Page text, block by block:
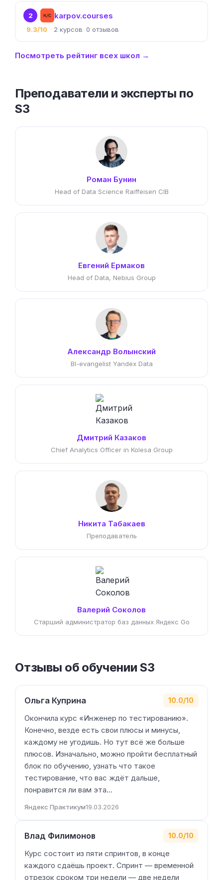
2 karpov.courses
9.3/10 2 0
Посмотреть рейтинг всех школ →
Преподаватели и эксперты по
S3
Роман Бунин
Head of Data Science Raiffeisen CIB
Евгений Ермаков
Head of Data, Nebius Group
Александр Волынский
BI-evangelist Yandex Data
Дмитрий Казаков
Chief Analytics Officer in Kolesa Group
Никита Табакаев
Преподаватель
Валерий Соколов
Старший администратор баз данных Яндекс Go
Отзывы об обучении S3
Ольга Куприна 10.0/10
Окончила курс «Инженер по тестированию».
Конечно, везде есть свои плюсы и минусы,
каждому не угодишь. Но тут всё же больше
плюсов. Изначально, можно пройти бесплатный
блок по обучению, узнать что такое
тестирование, что вас ждёт дальше,
понравится ли вам эта…
Яндекс Практикум19.03.2026
Влад Филимонов 10.0/10
Курс состоит из пяти спринтов, в конце
каждого сдаёшь проект. Спринт — временной
отрезок сроком три недели — две недели